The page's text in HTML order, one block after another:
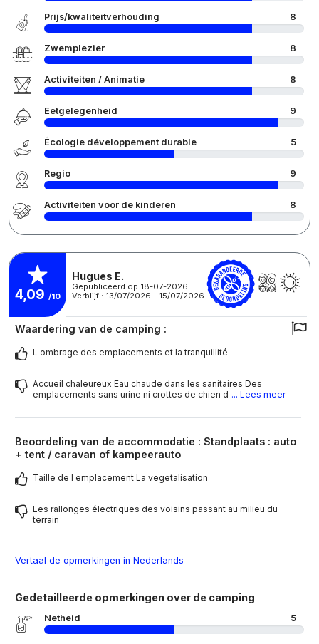
Prijs/kwaliteitverhouding 8
Zwemplezier 8
Activiteiten / Animatie 8
Eetgelegenheid 9
Écologie développement durable 5
Regio 9
Activiteiten voor de kinderen 8
4,09 /10
Hugues E.
Gepubliceerd op 18-07-2026
Verblijf : 13/07/2026 - 15/07/2026
Waardering van de camping :
L ombrage des emplacements et la tranquillité
Accueil chaleureux Eau chaude dans les sanitaires Des
emplacements sans urine ni crottes de chien d ... Lees meer
Beoordeling van de accommodatie : Standplaats : auto
+ tent / caravan of kampeerauto
Taille de l emplacement La vegetalisation
Les rallonges électriques des voisins passant au milieu du
terrain
Vertaal de opmerkingen in Nederlands
Gedetailleerde opmerkingen over de camping
Netheid 5